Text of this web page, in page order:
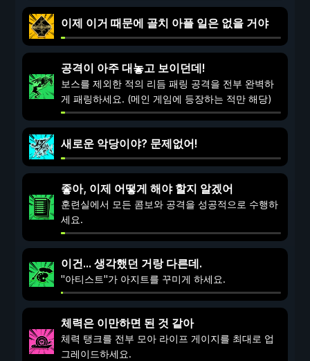
이제 이거 때문에 골치 아플 일은 없을 거야
공격이 아주 대놓고 보이던데!
보스를 제외한 적의 리듬 패링 공격을 전부 완벽하
게 패링하세요. (메인 게임에 등장하는 적만 해당)
새로운 악당이야? 문제없어!
좋아, 이제 어떻게 해야 할지 알겠어
훈련실에서 모든 콤보와 공격을 성공적으로 수행하
세요.
이건... 생각했던 거랑 다른데.
"아티스트"가 아지트를 꾸미게 하세요.
체력은 이만하면 된 것 같아
체력 탱크를 전부 모아 라이프 게이지를 최대로 업
그레이드하세요.